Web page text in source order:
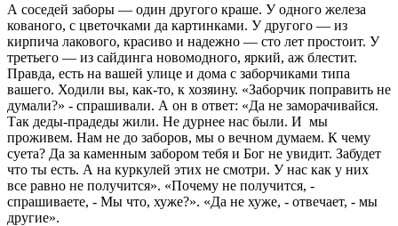
А соседей заборы — один другого краше. У одного железа
кованого, с цветочками да картинками. У другого — из
кирпича лакового, красиво и надежно — сто лет простоит. У
третьего — из сайдинга новомодного, яркий, аж блестит.
Правда, есть на вашей улице и дома с заборчиками типа
вашего. Ходили вы, как-то, к хозяину. «Заборчик поправить не
думали?» - спрашивали. А он в ответ: «Да не заморачивайся.
Так деды-прадеды жили. Не дурнее нас были. И мы
проживем. Нам не до заборов, мы о вечном думаем. К чему
суета? Да за каменным забором тебя и Бог не увидит. Забудет
что ты есть. А на куркулей этих не смотри. У нас как у них
все равно не получится». «Почему не получится, -
спрашиваете, - Мы что, хуже?». «Да не хуже, - отвечает, - мы
другие».